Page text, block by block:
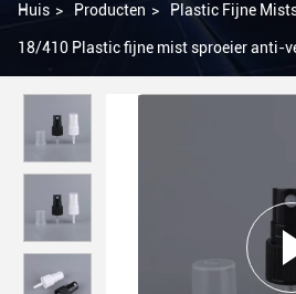
Huis > Producten > Plastic Fijne
18/410 Plastic fijne mist sproeier anti-